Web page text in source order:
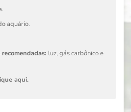
aquário.
luz, gás carbônico e
aqui.